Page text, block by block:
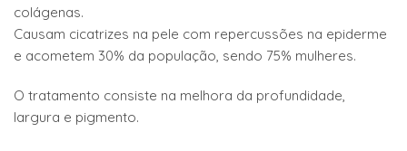
colágenas.
Causam cicatrizes na pele com repercussões na epiderme
e acometem 30% da população, sendo 75% mulheres.
O tratamento consiste na melhora da profundidade,
largura e pigmento.